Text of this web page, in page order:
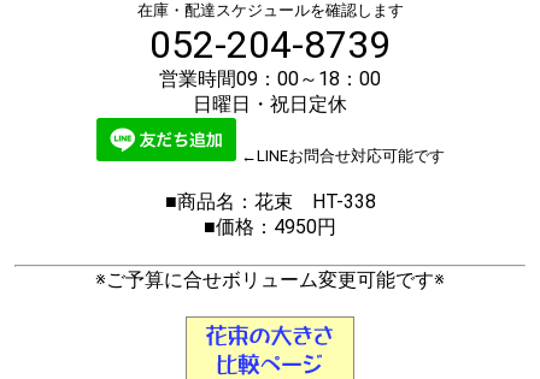
在庫・配達スケジュールを確認します
052-204-8739
営業時間09：00～18：00
日曜日・祝日定休
←LINEお問合せ対応可能です
■商品名：花束 HT-338
■価格：4950円
※ご予算に合せボリューム変更可能です※